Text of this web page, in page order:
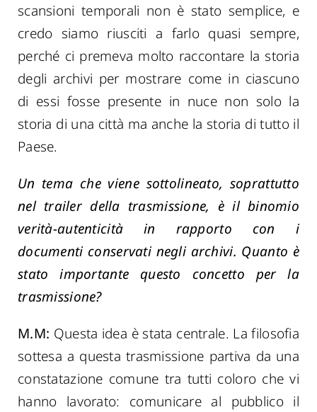
scansioni temporali non è stato semplice, e
credo siamo riusciti a farlo quasi sempre,
perché ci premeva molto raccontare la storia
degli archivi per mostrare come in ciascuno
di essi fosse presente in nuce non solo la
storia di una città ma anche la storia di tutto il
Paese.
Un tema che viene sottolineato, soprattutto
nel trailer della trasmissione, è il binomio
verità-autenticità in rapporto con i
documenti conservati negli archivi. Quanto è
stato importante questo concetto per la
trasmissione?
M.M: Questa idea è stata centrale. La filosofia
sottesa a questa trasmissione partiva da una
constatazione comune tra tutti coloro che vi
hanno lavorato: comunicare al pubblico il